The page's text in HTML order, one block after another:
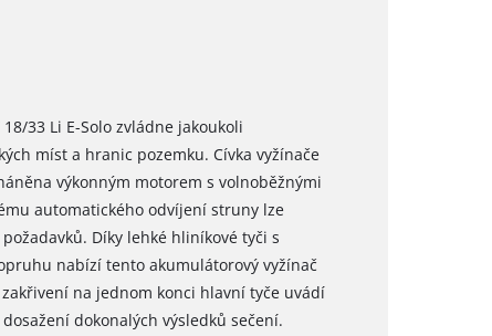
33 Li E-Solo zvládne jakoukoli
míst a hranic pozemku. Cívka vyžínače
výkonným motorem s volnoběžnými
automatického odvíjení struny lze
Díky lehké hliníkové tyči s
nabízí tento akumulátorový vyžínač
na jednom konci hlavní tyče uvádí
dokonalých výsledků sečení.